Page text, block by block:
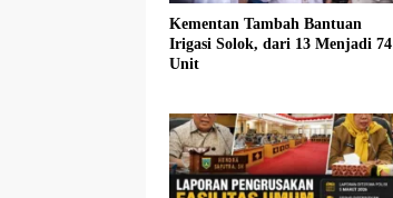
Kementan Tambah Bantuan
Irigasi Solok, dari 13 Menjadi 74
Unit